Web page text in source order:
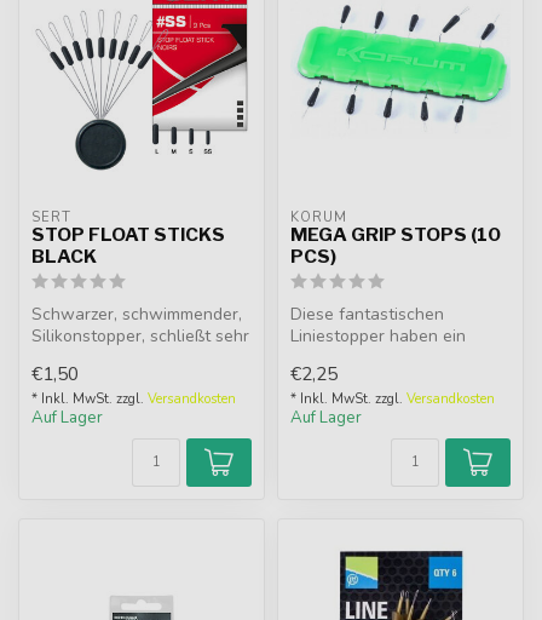
SERT
STOP FLOAT STICKS
BLACK
Schwarzer, schwimmender,
Silikonstopper, schließt sehr
€1,50
* Inkl. MwSt. zzgl. Versandkosten
Auf Lager
KORUM
MEGA GRIP STOPS (10
PCS)
Diese fantastischen
Liniestopper haben ein
Design, ...
€2,25
* Inkl. MwSt. zzgl. Versandkosten
Auf Lager